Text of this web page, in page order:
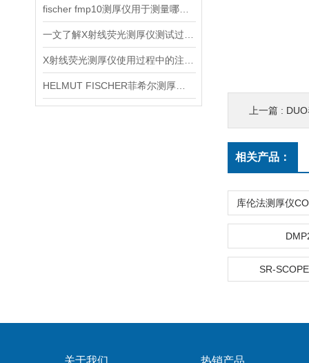
上一篇 :
相关产品：
SR-
关于我们 热销产品